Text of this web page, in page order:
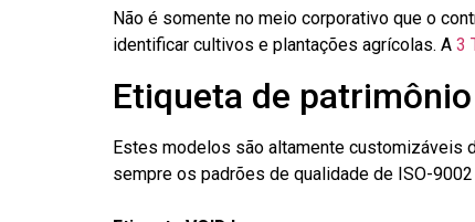
Não é somente no meio corporativo que o
identificar cultivos e plantações agrícolas. A 3
Etiqueta de
Estes modelos são altamente customizáveis
sempre os padrões de qualidade de ISO-